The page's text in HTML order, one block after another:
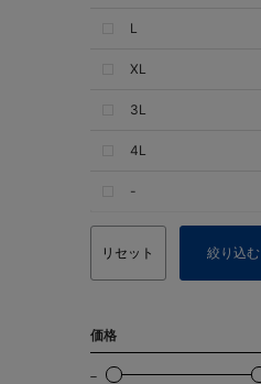
L
XL
3L
4L
-
リセット 絞り込む
価格